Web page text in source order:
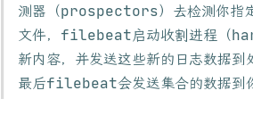
测器（prospectors）去检测你指定
文件，filebeat启动收割进程（
新内容，并发送这些新的日志数据
最后filebeat会发送集合的数据到你